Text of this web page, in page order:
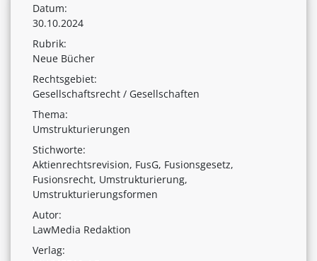
Datum:
30.10.2024
Rubrik:
Neue Bücher
Rechtsgebiet:
Gesellschaftsrecht / Gesellschaften
Thema:
Umstrukturierungen
Stichworte:
Aktienrechtsrevision, FusG, Fusionsgesetz,
Fusionsrecht, Umstrukturierung,
Umstrukturierungsformen
Autor:
LawMedia Redaktion
Verlag: